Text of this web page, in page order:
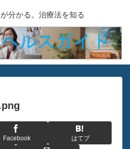
分かる。治療法を知る
Facebook はてブ